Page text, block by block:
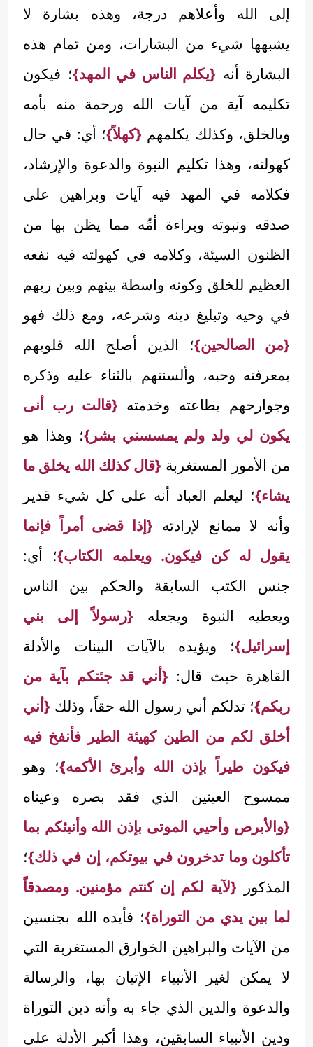
إلى الله وأعلاهم درجة، وهذه بشارة لا
يشبهها شيء من البشارات، ومن تمام هذه
البشارة أنه {يكلم الناس في المهد}؛ فيكون
تكليمه آية من آيات الله ورحمة منه بأمه
وبالخلق، وكذلك يكلمهم {كهلاً}؛ أي: في حال
كهولته، وهذا تكليم النبوة والدعوة والإرشاد،
فكلامه في المهد فيه آيات وبراهين على
صدقه ونبوته وبراءة أمِّه مما يظن بها من
الظنون السيئة، وكلامه في كهولته فيه نفعه
العظيم للخلق وكونه واسطة بينهم وبين ربهم
في وحيه وتبليغ دينه وشرعه، ومع ذلك فهو
{من الصالحين}؛ الذين أصلح الله قلوبهم
بمعرفته وحبه، وألسنتهم بالثناء عليه وذكره
وجوارحهم بطاعته وخدمته {قالت رب أنى
يكون لي ولد ولم يمسسني بشر}؛ وهذا هو
من الأمور المستغربة {قال كذلك الله يخلق ما
يشاء}؛ ليعلم العباد أنه على كل شيء قدير
وأنه لا ممانع لإرادته {إذا قضى أمراً فإنما
يقول له كن فيكون. ويعلمه الكتاب}؛ أي:
جنس الكتب السابقة والحكم بين الناس
ويعطيه النبوة ويجعله {رسولاً إلى بني
إسرائيل}؛ ويؤيده بالآيات البينات والأدلة
القاهرة حيث قال: {أني قد جئتكم بآية من
ربكم}؛ تدلكم أني رسول الله حقاً، وذلك {أني
أخلق لكم من الطين كهيئة الطير فأنفخ فيه
فيكون طيراً بإذن الله وأبرئ الأكمه}؛ وهو
ممسوح العينين الذي فقد بصره وعيناه
{والأبرص وأحيي الموتى بإذن الله وأنبئكم بما
تأكلون وما تدخرون في بيوتكم، إن في ذلك}؛
المذكور {لآية لكم إن كنتم مؤمنين. ومصدقاً
لما بين يدي من التوراة}؛ فأيده الله بجنسين
من الآيات والبراهين الخوارق المستغربة التي
لا يمكن لغير الأنبياء الإتيان بها، والرسالة
والدعوة والدين الذي جاء به وأنه دين التوراة
ودين الأنبياء السابقين، وهذا أكبر الأدلة على